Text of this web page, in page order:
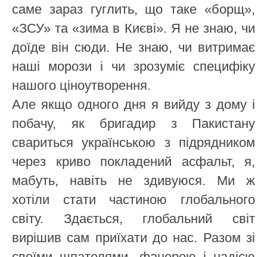
саме зараз гуглить, що таке «борщ»,
«ЗСУ» та «зима в Києві». Я не знаю, чи
доїде він сюди. Не знаю, чи витримає
наші морози і чи зрозуміє специфіку
нашого ціноутворення.
Але якщо одного дня я вийду з дому і
побачу, як бригадир з Пакистану
свариться українською з підрядником
через криво покладений асфальт, я,
мабуть, навіть не здивуюся. Ми ж
хотіли стати частиною глобального
світу. Здається, глобальний світ
вирішив сам приїхати до нас. Разом зі